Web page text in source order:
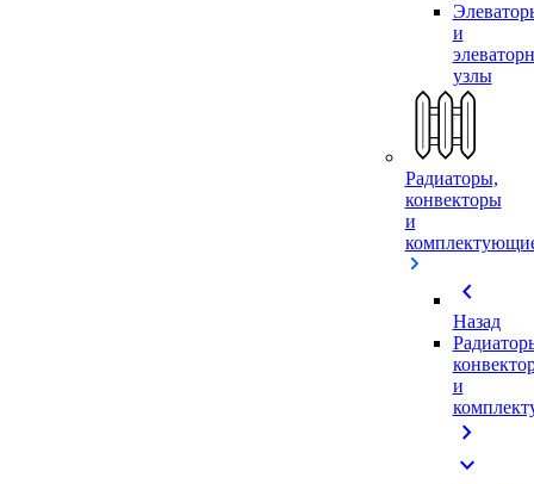
и
узлы
Радиаторы,
конвекторы
и
chevron_left
Назад
и
chevron_right
expand_more